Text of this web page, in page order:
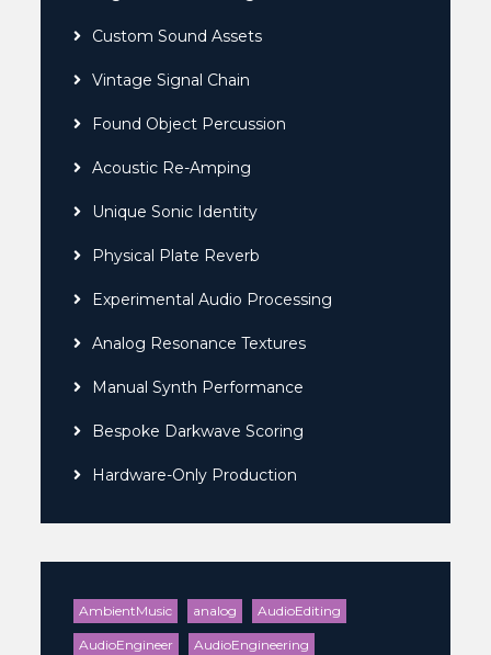
Custom Sound Assets
Vintage Signal Chain
Found Object Percussion
Acoustic Re-Amping
Unique Sonic Identity
Physical Plate Reverb
Experimental Audio Processing
Analog Resonance Textures
Manual Synth Performance
Bespoke Darkwave Scoring
Hardware-Only Production
AmbientMusic analog AudioEditing
AudioEngineer AudioEngineering